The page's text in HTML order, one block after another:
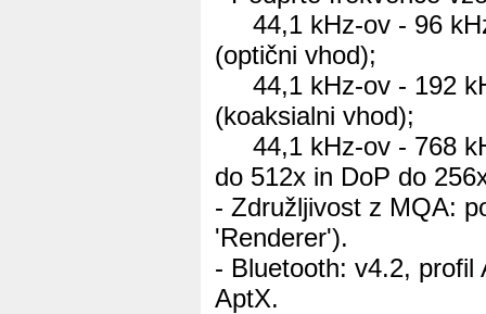
44,1 kHz-ov - 96
(optični vhod);
44,1 kHz-ov - 192
(koaksialni vhod);
44,1 kHz-ov - 768
do 512x in DoP do
- Združljivost z MQA:
'Renderer').
- Bluetooth: v4.2, profil
AptX.